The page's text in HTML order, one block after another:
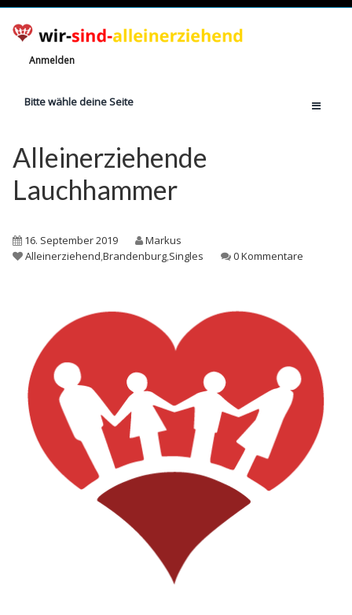
Anmelden
Bitte wähle deine Seite
Jetzt registrieren!
Ratgeber
Finanzielle Hilfe
Rechte
Alleinerziehende
Lauchhammer
16. September 2019
Markus
Alleinerziehend,Brandenburg,Singles 0 Kommentare